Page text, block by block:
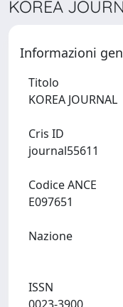
KOREA
Informazioni
Titolo
Cris ID
Codice ANCE
Nazione
ISSN